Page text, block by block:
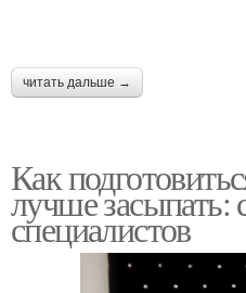
читать дальше →
Как
лучше засыпать:
специалистов